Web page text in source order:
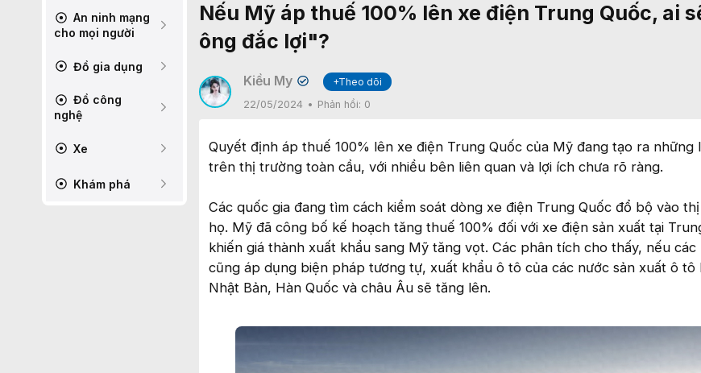
An ninh mạng
cho mọi người
Đồ gia dụng
Đồ công
nghệ
Xe
Khám phá
Nếu Mỹ áp thuế 100% lên xe điện Trung Quốc, ai
ông đắc lợi"?
Kiều My ✔
+Theo dõi
22/05/2024
Phản hồi: 0
Quyết định áp thuế 100% lên xe điện Trung Quốc của Mỹ đang tạo ra những
trên thị trường toàn cầu, với nhiều bên liên quan và lợi ích chưa rõ ràng.
Các quốc gia đang tìm cách kiểm soát dòng xe điện Trung Quốc đổ bộ vào
họ. Mỹ đã công bố kế hoạch tăng thuế 100% đối với xe điện sản xuất tại
khiến giá thành xuất khẩu sang Mỹ tăng vọt. Các phân tích cho thấy, nếu các
cũng áp dụng biện pháp tương tự, xuất khẩu ô tô của các nước sản xuất ô tô
Nhật Bản, Hàn Quốc và châu Âu sẽ tăng lên.